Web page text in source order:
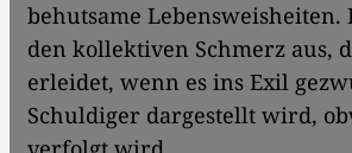
behutsame
den kollektiven Schmerz aus,
erleidet, wenn es ins Exil
Schuldiger dargestellt wird,